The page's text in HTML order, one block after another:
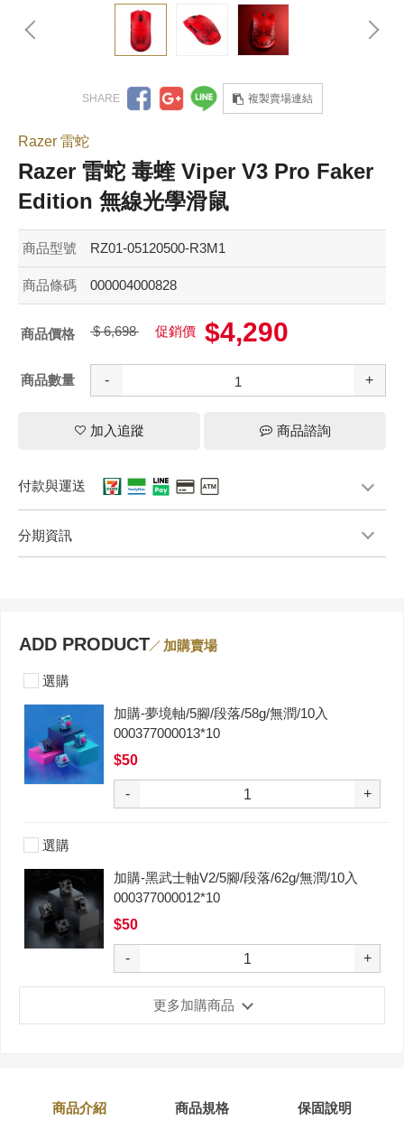
複製賣場連結
Razer 雷蛇
Razer 雷蛇 毒蝰 Viper V3 Pro Faker
Edition 無線光學滑鼠
商品型號 RZ01-05120500-R3M1
商品條碼 000004000828
商品價格 $ 6,698 促銷價 $4,290
商品數量 - +
加入追蹤 商品諮詢
付款與運送
分期資訊
ADD PRODUCT 加購賣場
選購
加購-夢境軸/5腳/段落/58g/無潤/10入
000377000013*10
$50
- +
選購
加購-黑武士軸V2/5腳/段落/62g/無潤/10入
000377000012*10
$50
- +
更多加購商品
商品介紹 商品規格 保固說明